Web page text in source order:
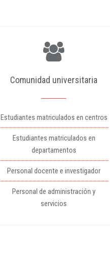
Comunidad universitaria
Estudiantes matriculados en centros
Estudiantes matriculados en
departamentos
Personal docente e investigador
Personal de administración y
servicios